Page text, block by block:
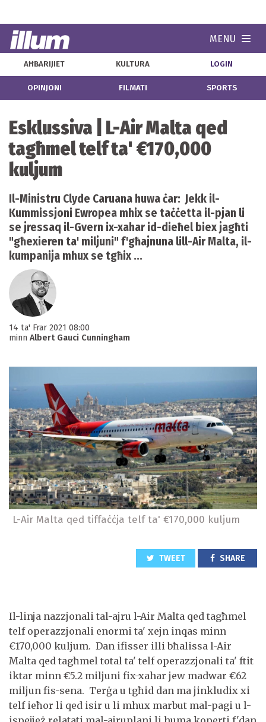
MENU
AĦBARIJIET KULTURA LOGIN
OPINJONI FILMATI SPORTS
Esklussiva | L-Air Malta qed
tagħmel telf ta' €170,000
kuljum
Il-Ministru Clyde Caruana huwa ċar: Jekk il-
Kummissjoni Ewropea mhix se taċċetta il-pjan li
se jressaq il-Gvern ix-xahar id-dieħel biex jagħti
"għexieren ta' miljuni" f'għajnuna lill-Air Malta, il-
kumpanija mhux se tgħix ...
14 ta' Frar 2021 08:00
minn Albert Gauci Cunningham
L-Air Malta qed tiffaċċja telf ta' €170,000 kuljum
TWEET SHARE
Il-linja nazzjonali tal-ajru l-Air Malta qed tagħmel
telf operazzjonali enormi ta' xejn inqas minn
€170,000 kuljum. Dan ifisser illi bħalissa l-Air
Malta qed tagħmel total ta' telf operazzjonali ta' ftit
iktar minn €5.2 miljuni fix-xahar jew madwar €62
miljun fis-sena. Terġa u tgħid dan ma jinkludix xi
telf ieħor li qed isir u li mhux marbut mal-pagi u l-